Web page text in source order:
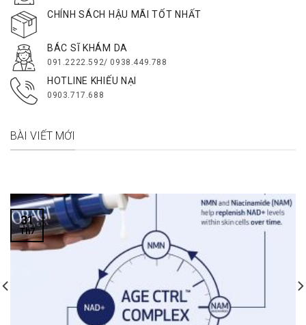
CHÍNH SÁCH HẬU MÃI TỐT NHẤT
BÁC SĨ KHÁM DA
091.2222.592/ 0938.449.788
HOTLINE KHIẾU NẠI
0903.717.688
BÀI VIẾT MỚI
31
Th7